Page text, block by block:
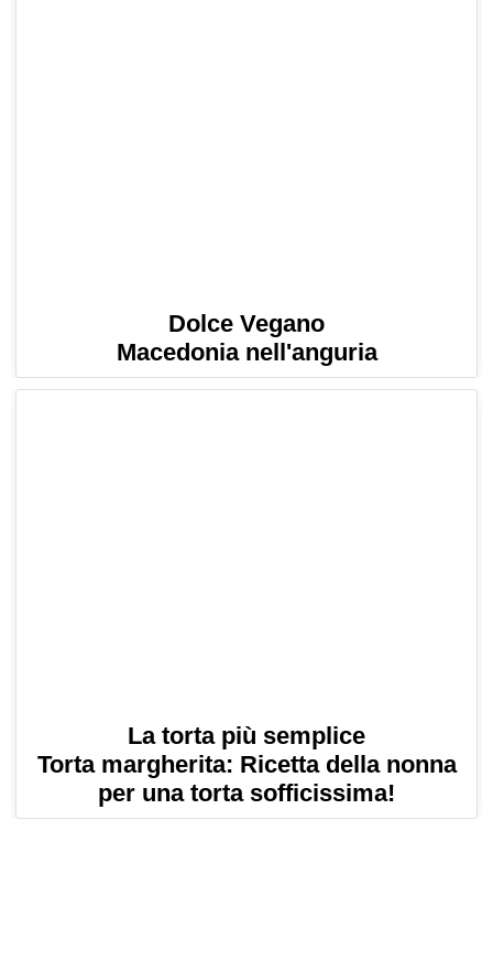
Dolce Vegano
Macedonia nell'anguria
La torta più semplice
Torta margherita: Ricetta della nonna
per una torta sofficissima!